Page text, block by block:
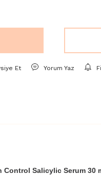
Et Yorum Yaz
Control Salicylic Serum 30